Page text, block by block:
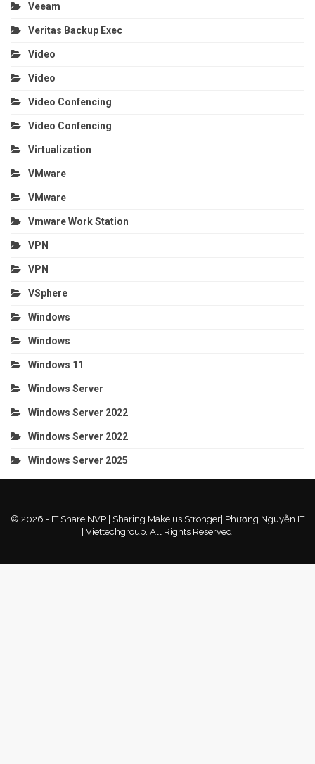
Veeam
Veritas Backup Exec
Video
Video
Video Confencing
Video Confencing
Virtualization
VMware
VMware
Vmware Work Station
VPN
VPN
VSphere
Windows
Windows
Windows 11
Windows Server
Windows Server 2022
Windows Server 2022
Windows Server 2025
© 2026 - IT Share NVP | Sharing Make us Stronger| Phương Nguyễn IT
| Viettechgroup. All Rights Reserved.